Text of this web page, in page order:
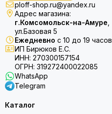
ploff-shop.ru@yandex.ru
Адрес магазина:
г.Комсомольск-на-Амуре
ул.Базовая 5
Ежедневно с 10 до 19 часов
ИП Бирюков Е.С.
ИНН: 270300157154
ОГРН: 319272400022085
WhatsApp
Telegram
Каталог